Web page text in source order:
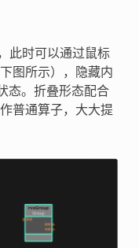
此时可以通过鼠标
图所示），隐藏内
态。折叠形态配合
普通算子，大大提